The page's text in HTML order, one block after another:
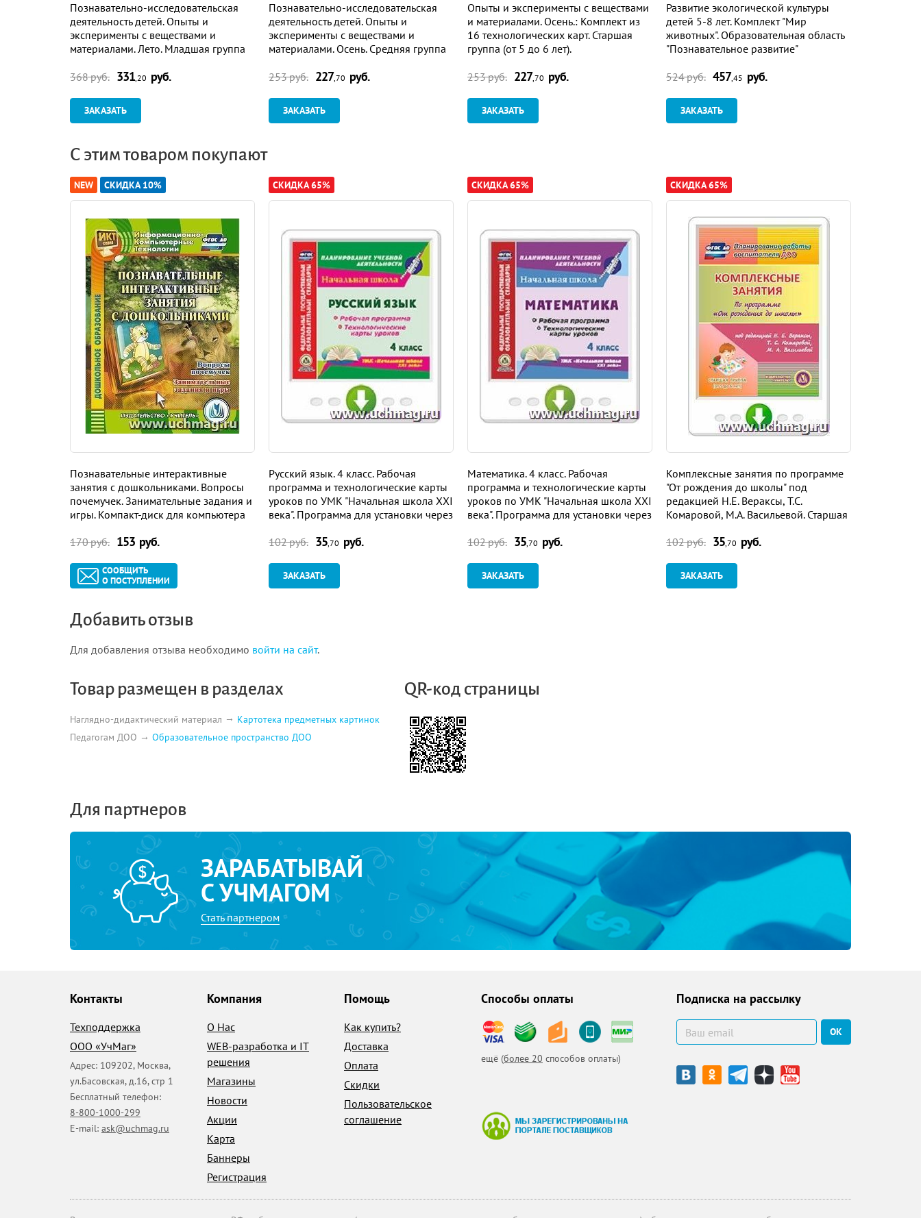
Познавательно-исследовательская
деятельность детей. Опыты и
эксперименты с веществами и
материалами. Лето. Младшая группа
технологических карт
368 руб. 331 ,20 руб.
ЗАКАЗАТЬ
Познавательно-исследовательская
деятельность детей. Опыты и
эксперименты с веществами и
материалами. Осень. Средняя группа
технологических карт
253 руб. 227 ,70 руб.
ЗАКАЗАТЬ
Опыты и эксперименты с веществами
и материалами. Осень.: Комплект из
16 технологических карт. Старшая
группа (от 5 до 6 лет).
253 руб. 227 ,70 руб.
ЗАКАЗАТЬ
Развитие экологической культуры
детей 5-8 лет. Комплект "Мир
животных". Образовательная область
"Познавательное развитие"
524 руб. 457 ,45 руб.
ЗАКАЗАТЬ
С этим товаром покупают
NEW СКИДКА 10%
Познавательные интерактивные
занятия с дошкольниками. Вопросы
почемучек. Занимательные задания и
игры. Компакт-диск для компьютера
170 руб. 153 руб.
СООБЩИТЬ
О ПОСТУПЛЕНИИ
СКИДКА 65%
Русский язык. 4 класс. Рабочая
программа и технологические карты
уроков по УМК "Начальная школа XXI
века". Программа для установки через
102 руб. 35 ,70 руб.
ЗАКАЗАТЬ
СКИДКА 65%
Математика. 4 класс. Рабочая
программа и технологические карты
уроков по УМК "Начальная школа XXI
века". Программа для установки через
102 руб. 35 ,70 руб.
ЗАКАЗАТЬ
СКИДКА 65%
Комплексные занятия по программе
"От рождения до школы" под
редакцией Н.Е. Вераксы, Т.С.
Комаровой, М.А. Васильевой. Старшая
через Интернет
102 руб. 35 ,70 руб.
ЗАКАЗАТЬ
Добавить отзыв
Для добавления отзыва необходимо войти на сайт.
Товар размещен в разделах
Наглядно-дидактический материал
Картотека предметных картинок
Педагогам ДОО
Образовательное пространство ДОО
QR-код страницы
Для партнеров
ЗАРАБАТЫВАЙ
С УЧМАГОМ
Стать партнером
Контакты
Техподдержка
ООО «УчМаг»
Адрес: 109202, Москва,
ул.Басовская, д.16, стр 1
Бесплатный телефон:
8-800-1000-299
E-mail: ask@uchmag.ru
Компания
О Нас
WEB-разработка и IT
решения
Магазины
Новости
Акции
Карта
Баннеры
Регистрация
Помощь
Как купить?
Доставка
Оплата
Скидки
Пользовательское
соглашение
Способы оплаты
ещё (более 20 способов оплаты)
Подписка на рассылку
ОК